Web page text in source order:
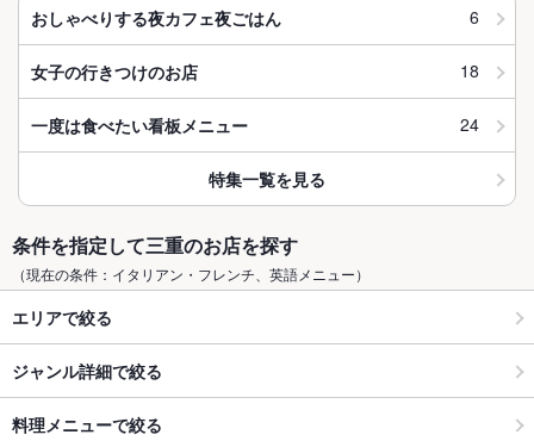
おしゃべりする夜カフェ夜ごはん 6
女子の行きつけのお店 18
一度は食べたい看板メニュー 24
特集一覧を見る
条件を指定して三重のお店を探す
（現在の条件：イタリアン・フレンチ、英語メニュー）
エリアで絞る
ジャンル詳細で絞る
料理メニューで絞る